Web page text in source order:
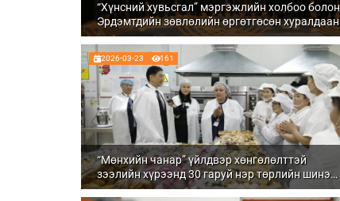
“Хүнсний хувьсгал” мэргэжлийн холбоо болон
Эрдэмтдийн зөвлөлийн өргөтгөсөн хуралдаан
зохион байгуулагдлаа
2026-03-23 161
“Мөнхийн чанар” үйлдвэр хөнгөлөлттэй
зээлийн хүрээнд 30 гаруй нэр төрлийн шинэ
бүтээгдэхүүнийг зах зээлд гаргажээ